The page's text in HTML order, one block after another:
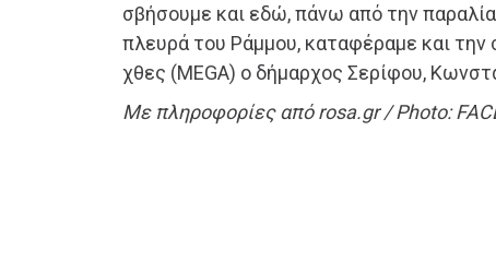
σβήσουμε και εδώ, πάνω από την
πλευρά του Ράμμου, καταφέραμε και
χθες (MEGA) o δήμαρχος Σερίφου,
Με πληροφορίες από rosa.gr / Photo: